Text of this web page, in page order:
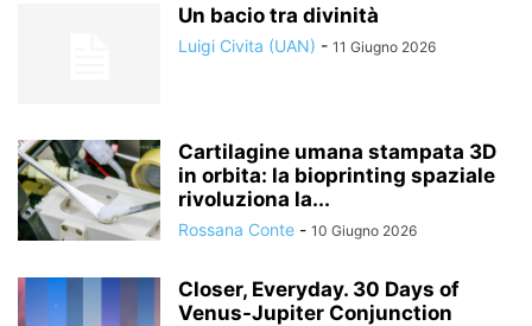
Un bacio tra divinità
Luigi Civita (UAN) - 11 Giugno 2026
Cartilagine umana stampata 3D
in orbita: la bioprinting spaziale
rivoluziona la...
Rossana Conte - 10 Giugno 2026
Closer, Everyday. 30 Days of
Venus-Jupiter Conjunction